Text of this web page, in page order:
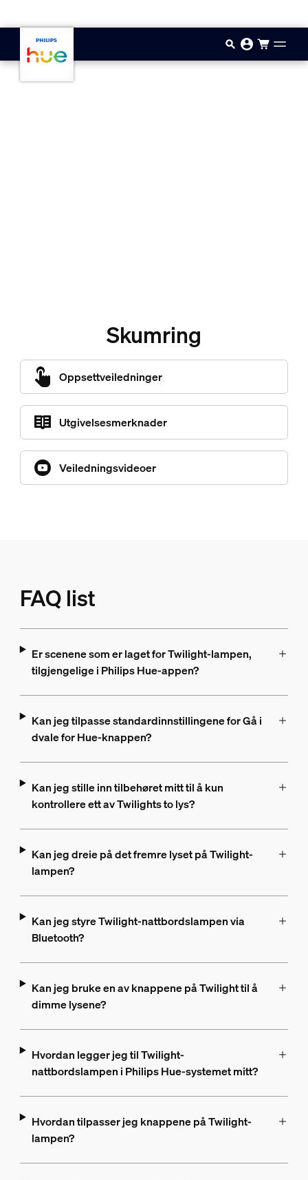
Skumring
Oppsettveiledninger
Utgivelsesmerknader
Veiledningsvideoer
FAQ list
Er scenene som er laget for Twilight-lampen,
tilgjengelige i Philips Hue-appen?
Kan jeg tilpasse standardinnstillingene for Gå i
dvale for Hue-knappen?
Kan jeg stille inn tilbehøret mitt til å kun
kontrollere ett av Twilights to lys?
Kan jeg dreie på det fremre lyset på Twilight-
lampen?
Kan jeg styre Twilight-nattbordslampen via
Bluetooth?
Kan jeg bruke en av knappene på Twilight til å
dimme lysene?
Hvordan legger jeg til Twilight-
nattbordslampen i Philips Hue-systemet mitt?
Hvordan tilpasser jeg knappene på Twilight-
lampen?